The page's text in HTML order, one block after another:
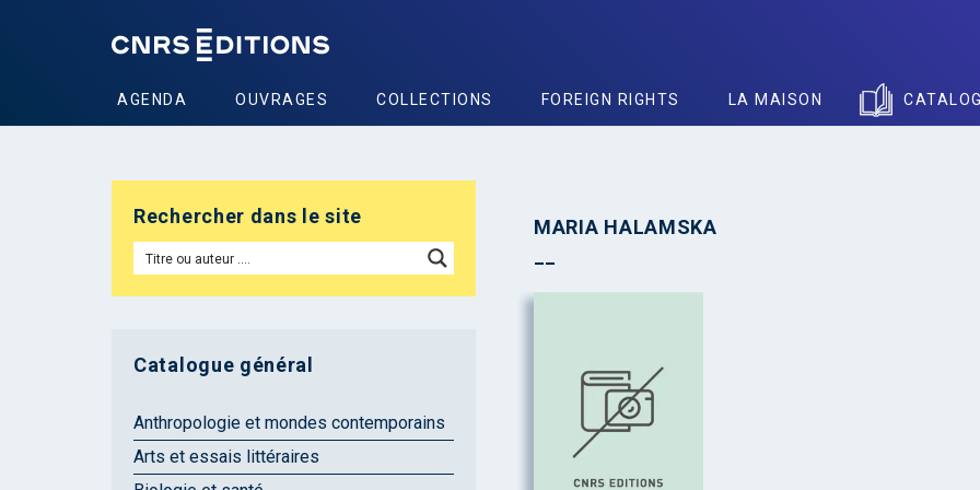
AGENDA OUVRAGES COLLECTIONS FOREIGN RIGHTS LA MAISON
MARIA HALAMSKA
Rechercher dans le site
Catalogue général
Anthropologie et mondes contemporains
Arts et essais littéraires